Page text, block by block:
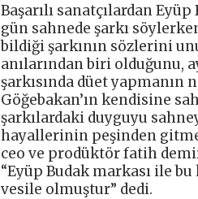
Başarılı sanatçılardan
gün sahnede şarkı
bildiği şarkının sözlerini
anılarından biri olduğunu,
şarkısında düet
Göğebakan’ın kendisine
şarkılardaki duyguyu
hayallerinin peşinden
ceo ve prodüktör fatih
“Eyüp Budak markası ile
vesile olmuştur” dedi.